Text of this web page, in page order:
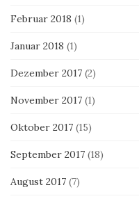
Februar 2018 (1)
Januar 2018 (1)
Dezember 2017 (2)
November 2017 (1)
Oktober 2017 (15)
September 2017 (18)
August 2017 (7)